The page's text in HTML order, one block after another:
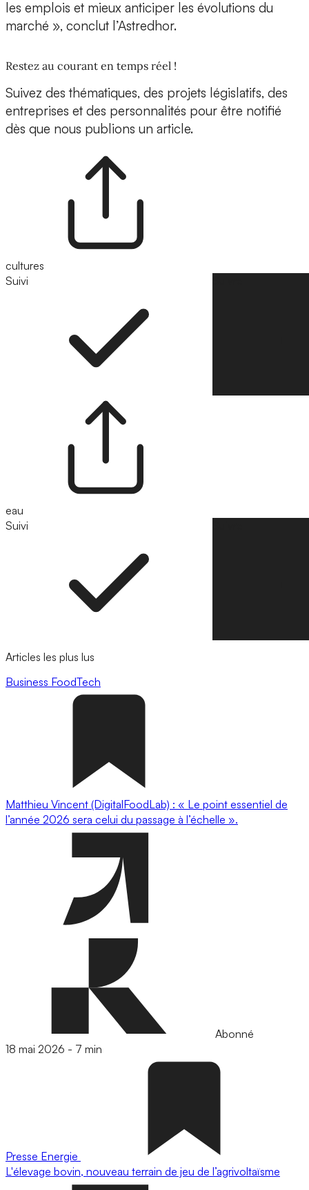
les emplois et mieux anticiper les évolutions du
marché », conclut l’Astredhor.
Restez au courant en temps réel !
Suivez des thématiques, des projets législatifs, des
entreprises et des personnalités pour être notifié
dès que nous publions un article.
cultures
Suivi
eau
Suivi
Articles les plus lus
Business FoodTech
Matthieu Vincent (DigitalFoodLab) : « Le point essentiel de
l’année 2026 sera celui du passage à l’échelle ».
Abonné
18 mai 2026 - 7 min
Presse Energie
L'élevage bovin, nouveau terrain de jeu de l’agrivoltaïsme